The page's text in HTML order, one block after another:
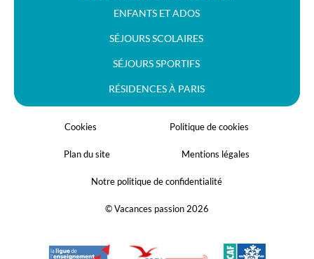
ENFANTS ET ADOS
SÉJOURS SCOLAIRES
SÉJOURS SPORTIFS
RÉSIDENCES À PARIS
Cookies Politique de cookies
Plan du site Mentions légales
Notre politique de confidentialité
© Vacances passion 2026